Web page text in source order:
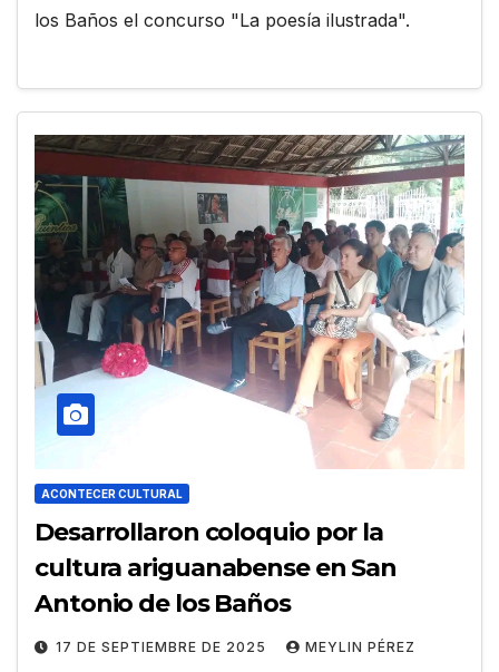
los Baños el concurso "La poesía ilustrada".
ACONTECER CULTURAL
Desarrollaron coloquio por la
cultura ariguanabense en San
Antonio de los Baños
17 DE SEPTIEMBRE DE 2025 MEYLIN PÉREZ